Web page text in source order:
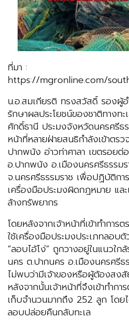
ที่มา :
https://mgronline.com/
น.อ.สมเกียรติ ทรงสวัสดิ์ รองผู้
รักษาผลประโยชน์ของชาติทางท
ศักดิ์ธานี ประมงจังหวัดนครศรีธ
หน้าที่หลายฝ่ายสนธิกำลังเข้าตร
ปากพนัง อ่าวท่าศาลา เขตรอย
อ.ปากพนัง อ.เมืองนครศรีธรรมร
จ.นครศรีธรรมราช เพื่อปฏิบัติกา
เครื่องมือประมงผิดกฎหมาย แล
ล้างทรัพยากร
โดยหลังจากเจ้าหน้าที่เข้าทำกา
ใช้เครื่องมือประมงประเภทลอบ
“ลอบไอ้โง่” ถูกวางอยู่ในแนวใก
นคร ต.ปากนคร อ.เมืองนครศรีธ
ไม่พบว่ามีเจ้าของหรือผู้ต้องสง
หลังจากนั้นเจ้าหน้าที่จึงเข้าทำกา
เก็บจำนวนมากถึง 252 ลูก โดย
ลอบปล่อยคืนกลับทะเล